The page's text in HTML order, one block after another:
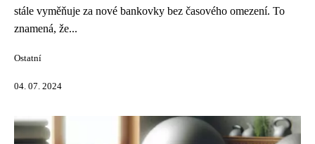
stále vyměňuje za nové bankovky bez časového omezení. To
znamená, že...
Ostatní
04. 07. 2024